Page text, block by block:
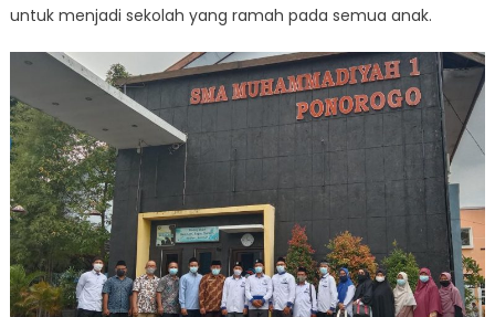
untuk menjadi sekolah yang ramah pada semua anak.